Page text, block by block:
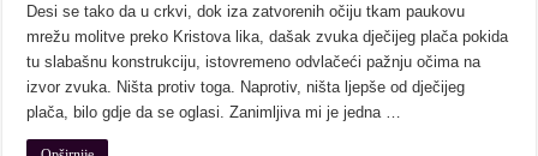
Desi se tako da u crkvi, dok iza zatvorenih očiju tkam paukovu
mrežu molitve preko Kristova lika, dašak zvuka dječijeg plača pokida
tu slabašnu konstrukciju, istovremeno odvlačeći pažnju očima na
izvor zvuka. Ništa protiv toga. Naprotiv, ništa ljepše od dječijeg
plača, bilo gdje da se oglasi. Zanimljiva mi je jedna …